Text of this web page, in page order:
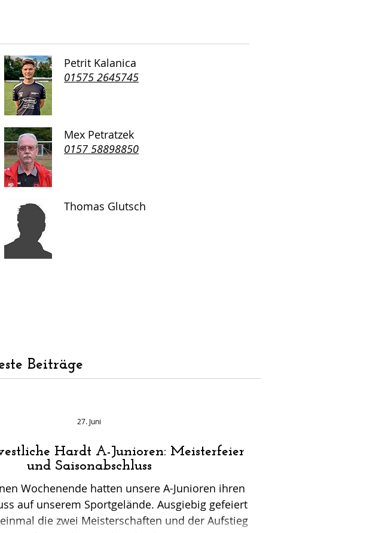
Petrit Kalanica
01575 2645745
Mex Petratzek
0157 58898850
Thomas Glutsch
Beiträge
Hardt A-Junioren: Meisterfeier
und Saisonabschluss
Wochenende hatten unsere A-Junioren ihren
auf unserem Sportgelände. Ausgiebig gefeiert
die zwei Meisterschaften und der Aufstieg
27. Juni